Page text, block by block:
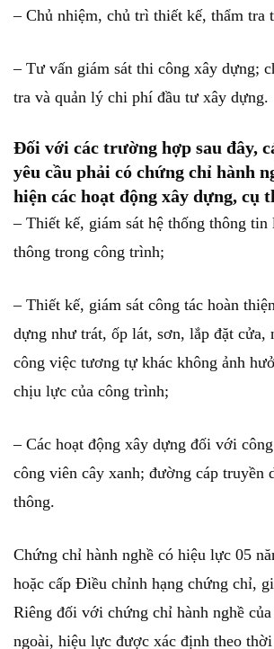
– Chủ nhiệm, chủ trì thiết kế, thẩm tra
– Tư vấn giám sát thi công xây dựng;
tra và quản lý chi phí đầu tư xây dựng.
Đối với các trường hợp sau đây,
yêu cầu phải có chứng chỉ hành
hiện các hoạt động xây dựng, cụ
– Thiết kế, giám sát hệ thống thông
thông trong công trình;
– Thiết kế, giám sát công tác hoàn
dựng như trát, ốp lát, sơn, lắp đặt cửa,
công việc tương tự khác không ảnh
chịu lực của công trình;
– Các hoạt động xây dựng đối với
công viên cây xanh; đường cáp truyền
thông.
Chứng chỉ hành nghề có hiệu lực 05
hoặc cấp Điều chỉnh hạng chứng chỉ,
Riêng đối với chứng chỉ hành nghề
ngoài, hiệu lực được xác định theo